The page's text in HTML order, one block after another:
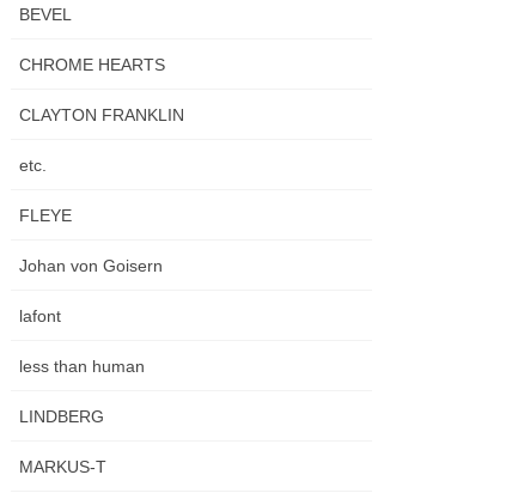
BEVEL
CHROME HEARTS
CLAYTON FRANKLIN
etc.
FLEYE
Johan von Goisern
lafont
less than human
LINDBERG
MARKUS-T